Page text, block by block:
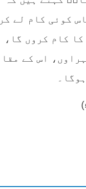
کوئی کام لے
کام کروں
اس کے